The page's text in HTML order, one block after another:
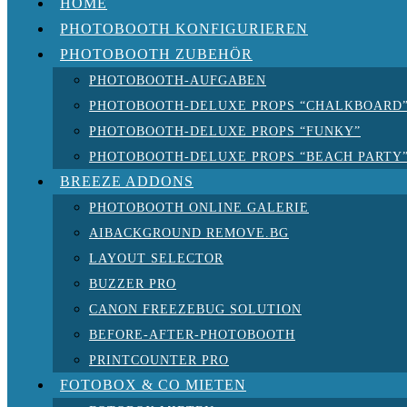
HOME
PHOTOBOOTH KONFIGURIEREN
PHOTOBOOTH ZUBEHÖR
PHOTOBOOTH-AUFGABEN
PHOTOBOOTH-DELUXE PROPS
PHOTOBOOTH-DELUXE PROPS “FUNKY”
PHOTOBOOTH-DELUXE PROPS “BEACH
BREEZE ADDONS
PHOTOBOOTH ONLINE GALERIE
AIBACKGROUND REMOVE.BG
LAYOUT SELECTOR
BUZZER PRO
CANON FREEZEBUG SOLUTION
BEFORE-AFTER-PHOTOBOOTH
PRINTCOUNTER PRO
FOTOBOX & CO MIETEN